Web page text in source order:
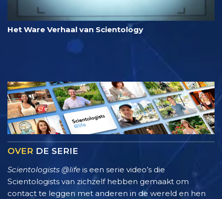
Het Ware Verhaal van Scientology
OVER DE SERIE
Scientologists @life is een serie video’s die
Scientologists van zichzelf hebben gemaakt om
contact te leggen met anderen in de wereld en hen